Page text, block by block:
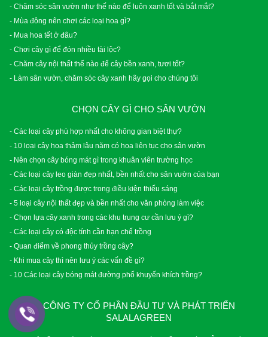
- Chăm sóc sân vườn như thế nào để luôn xanh tốt và bắt mắt?
- Mùa đông nên chơi các loại hoa gì?
- Mua hoa tết ở đâu?
- Chơi cây gì để đón nhiều tài lộc?
- Chăm cây nội thất thế nào để cây bền xanh, tươi tốt?
- Làm sân vườn, chăm sóc cây xanh hãy gọi cho chúng tôi
CHỌN CÂY GÌ CHO SÂN VƯỜN
- Các loại cây phù hợp nhất cho không gian biệt thự?
- 10 loại cây hoa thảm lâu năm có hoa liên tục cho sân vườn
- Nên chọn cây bóng mát gì trong khuân viên trường học
- Các loại cây leo giàn đẹp nhất, bền nhất cho sân vườn của bạn
- Các loại cây trồng được trong điều kiện thiếu sáng
- 5 loại cây nội thất đẹp và bền nhất cho văn phòng làm việc
- Chọn lựa cây xanh trong các khu trung cư cần lưu ý gì?
- Các loại cây có độc tính cần hạn chế trồng
- Quan điểm về phong thủy trồng cây?
- Khi mua cây thì nên lưu ý các vấn đề gì?
- 10 Các loại cây bóng mát đường phố khuyến khích trồng?
CÔNG TY CỔ PHẦN ĐẦU TƯ VÀ PHÁT TRIỂN
SALALAGREEN